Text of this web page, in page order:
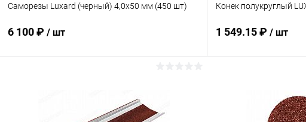
Саморезы Luxard (черный) 4,0х50 мм (450 шт)
6 100 ₽ / шт
Сравнение
Конек полукруглый
1 549.15 ₽ / шт
Купить в 1 клик